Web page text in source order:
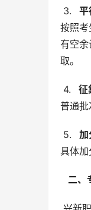
3.
按照
有空
取。
4.
普通批
5.
具体加
二